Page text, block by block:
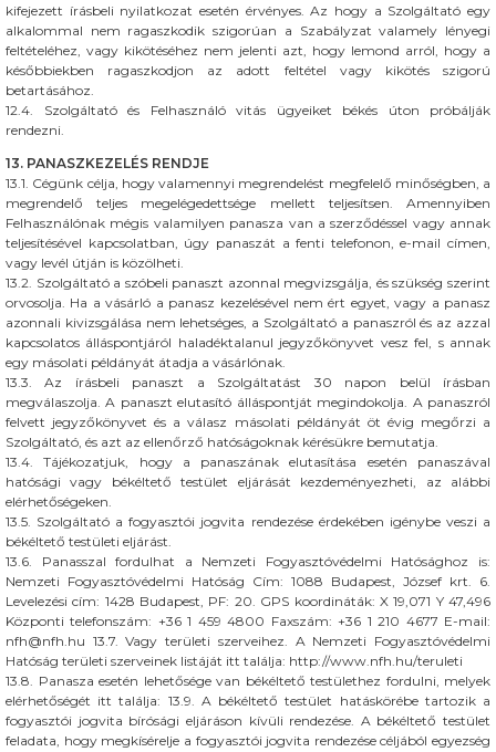
kifejezett írásbeli nyilatkozat esetén érvényes. Az hogy a Szolgáltató egy
alkalommal nem ragaszkodik szigorúan a Szabályzat valamely lényegi
feltételéhez, vagy kikötéséhez nem jelenti azt, hogy lemond arról, hogy a
későbbiekben ragaszkodjon az adott feltétel vagy kikötés szigorú
betartásához.
12.4. Szolgáltató és Felhasználó vitás ügyeiket békés úton próbálják
rendezni.
13. PANASZKEZELÉS RENDJE
13.1. Cégünk célja, hogy valamennyi megrendelést megfelelő minőségben, a
megrendelő teljes megelégedettsége mellett teljesítsen. Amennyiben
Felhasználónak mégis valamilyen panasza van a szerződéssel vagy annak
teljesítésével kapcsolatban, úgy panaszát a fenti telefonon, e-mail címen,
vagy levél útján is közölheti.
13.2. Szolgáltató a szóbeli panaszt azonnal megvizsgálja, és szükség szerint
orvosolja. Ha a vásárló a panasz kezelésével nem ért egyet, vagy a panasz
azonnali kivizsgálása nem lehetséges, a Szolgáltató a panaszról és az azzal
kapcsolatos álláspontjáról haladéktalanul jegyzőkönyvet vesz fel, s annak
egy másolati példányát átadja a vásárlónak.
13.3. Az írásbeli panaszt a Szolgáltatást 30 napon belül írásban
megválaszolja. A panaszt elutasító álláspontját megindokolja. A panaszról
felvett jegyzőkönyvet és a válasz másolati példányát öt évig megőrzi a
Szolgáltató, és azt az ellenőrző hatóságoknak kérésükre bemutatja.
13.4. Tájékozatjuk, hogy a panaszának elutasítása esetén panaszával
hatósági vagy békéltető testület eljárását kezdeményezheti, az alábbi
elérhetőségeken.
13.5. Szolgáltató a fogyasztói jogvita rendezése érdekében igénybe veszi a
békéltető testületi eljárást.
13.6. Panasszal fordulhat a Nemzeti Fogyasztóvédelmi Hatósághoz is:
Nemzeti Fogyasztóvédelmi Hatóság Cím: 1088 Budapest, József krt. 6.
Levelezési cím: 1428 Budapest, PF: 20. GPS koordináták: X 19,071 Y 47,496
Központi telefonszám: +36 1 459 4800 Faxszám: +36 1 210 4677 E-mail:
nfh@nfh.hu 13.7. Vagy területi szerveihez. A Nemzeti Fogyasztóvédelmi
Hatóság területi szerveinek listáját itt találja: http://www.nfh.hu/teruleti
13.8. Panasza esetén lehetősége van békéltető testülethez fordulni, melyek
elérhetőségét itt találja: 13.9. A békéltető testület hatáskörébe tartozik a
fogyasztói jogvita bírósági eljáráson kívüli rendezése. A békéltető testület
feladata, hogy megkísérelje a fogyasztói jogvita rendezése céljából egyezség